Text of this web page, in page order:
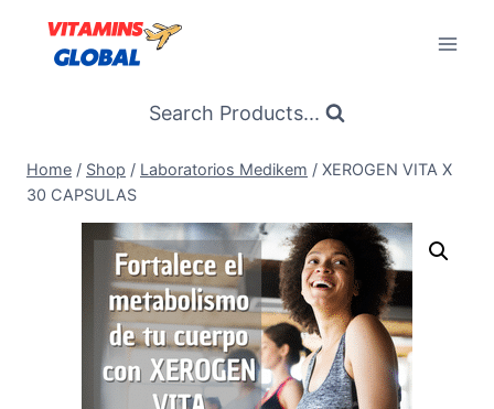
content
Search Products...
Home / Shop / Laboratorios Medikem / XEROGEN VITA X
30 CAPSULAS